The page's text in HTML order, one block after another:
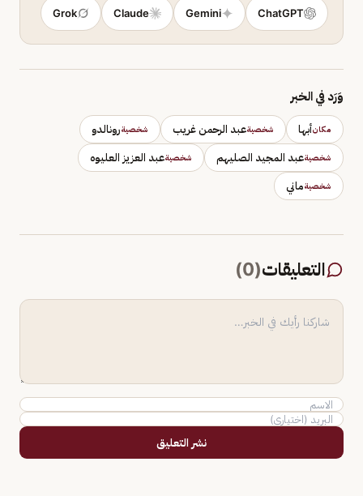
ChatGPT
Gemini
Claude
Grok
وَرَد في الخبر
مكانأبها شخصيةعبد الرحمن غريب شخصيةرونالدو
شخصيةعبد المجيد الصليهم شخصيةعبد العزيز العليوه
شخصيةماني
التعليقات(
0
)
نشر التعليق